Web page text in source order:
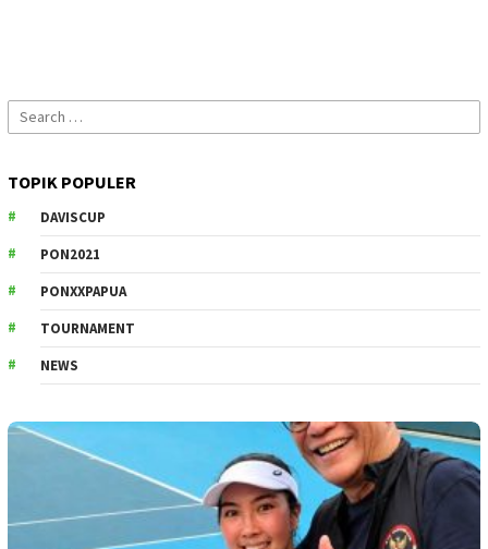
Search
for:
TOPIK POPULER
DAVISCUP
PON2021
PONXXPAPUA
TOURNAMENT
NEWS